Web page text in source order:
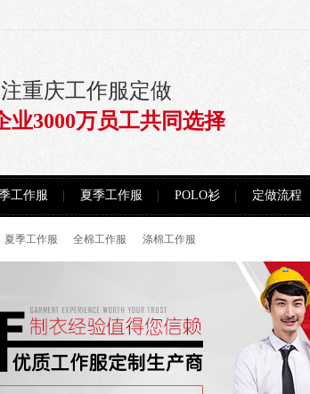
重庆工作服定做
业3000万员工共同选择
工作服 夏季工作服 POLO衫 定做流程
夏季工作服 全棉工作服 涤棉工作服